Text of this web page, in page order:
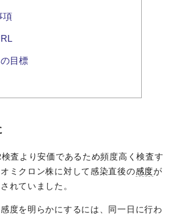
項
目標
査より安価であるため頻度高く検査す
ミクロン株に対して感染直後の感度が
れていました。
度を明らかにするには、同一日に行わ